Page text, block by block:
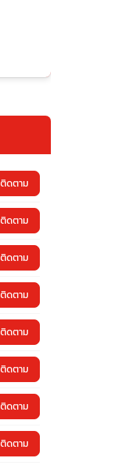
ติดตาม
ติดตาม
ติดตาม
ติดตาม
ติดตาม
ติดตาม
ติดตาม
ติดตาม